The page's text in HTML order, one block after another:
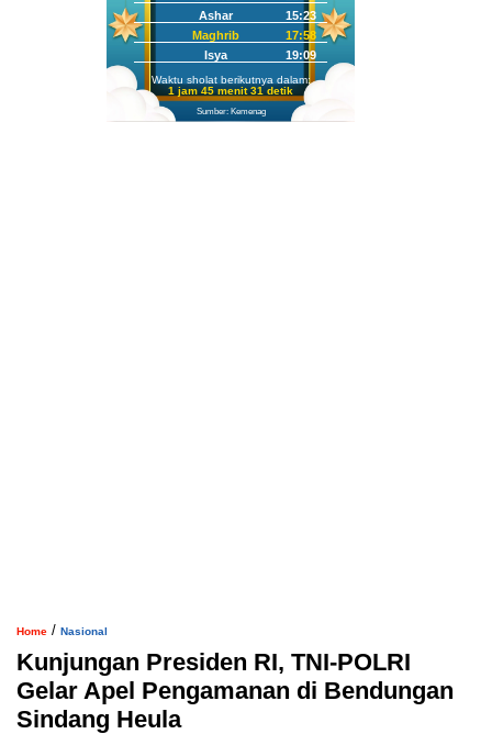
Ashar
15:23
Maghrib
17:58
Isya
19:09
Waktu sholat berikutnya dalam:
1 jam 45 menit 30 detik
Sumber: Kemenag
Home / Nasional
Kunjungan Presiden RI, TNI-POLRI
Gelar Apel Pengamanan di Bendungan
Sindang Heula